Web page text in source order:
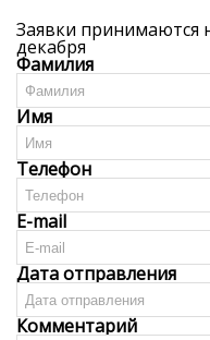
Заявки принимаются
декабря
Фамилия
Имя
Телефон
E-mail
Дата отправления
Комментарий